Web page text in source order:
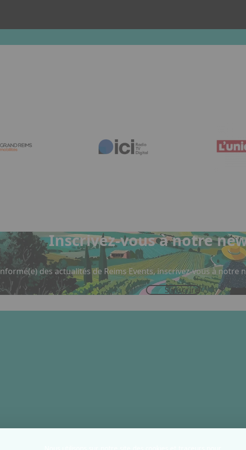
Inscrivez-vous à notre
des actualités de Reims Events, inscrivez-vous à
S'inscrire